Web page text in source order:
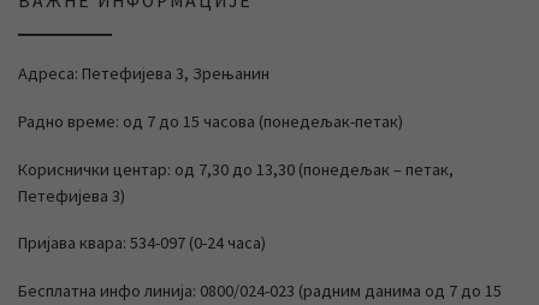
Адреса: Петефијева 3, Зрењанин
Радно време: од 7 до 15 часова (понедељак-петак)
Кориснички центар: од 7,30 до 13,30 (понедељак – петак,
Петефијева 3)
Пријава квара: 534-097 (0-24 часа)
Бесплатна инфо линија: 0800/024-023 (радним данима од 7 до 15